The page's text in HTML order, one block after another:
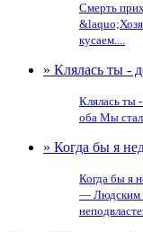
Смерть
кусаем....
» Клялась ты -
Клялась ты
оба Мы
» Когда бы я
Когда бы я
— Людским